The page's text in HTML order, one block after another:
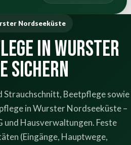
Nordseeküste
in Wurster
sichern
Strauchschnitt, Beetpflege sowie
in Wurster Nordseeküste –
und Hausverwaltungen. Feste
(Eingänge, Hauptwege,